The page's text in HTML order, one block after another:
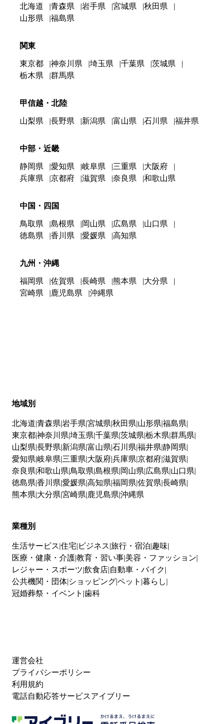
北海道 青森県 岩手県 宮城県
秋田県
山形県
福島県
関東
東京都 神奈川県 埼玉県 千葉県
茨城県
栃木県
群馬県
甲信越・北陸
山梨県 長野県 新潟県 富山県 石川県 福井県
中部・近畿
静岡県 愛知県 岐阜県 三重県
大阪府
兵庫県
京都府 滋賀県 奈良県 和歌山県
中国・四国
鳥取県 島根県 岡山県 広島県
山口県
徳島県
香川県 愛媛県 高知県
九州・沖縄
福岡県 佐賀県 長崎県 熊本県
大分県
宮崎県
鹿児島県 沖縄県
地域別
北海道 青森県 岩手県 宮城県 秋田県 山形県 福島県
東京都神奈川県 埼玉県 千葉県 茨城県 栃木県 群馬県
山梨県 長野県 新潟県 富山県 石川県 福井県 静岡県
愛知県 岐阜県 三重県 大阪府兵庫県 京都府滋賀県
奈良県 和歌山県 鳥取県 島根県 岡山県 広島県 山口県
徳島県 香川県 愛媛県 高知県 福岡県 佐賀県 長崎県
熊本県 大分県 宮崎県 鹿児島県 沖縄県
業種別
生活サービス 住宅 ビジネス 旅行・宿泊 趣味
医療・健康・介護教育・習い事 美容・ファッション
レジャー・スポーツ 飲食店 自動車・バイク
公共機関・団体 ショッピングペット 暮らし
冠婚葬祭・イベント 歯科
運営会社
プライバシーポリシー
利用規約
電話自動応答サービスアイブリー